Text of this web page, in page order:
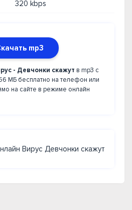
320 kbps
mp3
- Девчонки скажут в mp3 с
МБ бесплатно на телефон или
на сайте в режиме онлайн
Вирус Девчонки скажут